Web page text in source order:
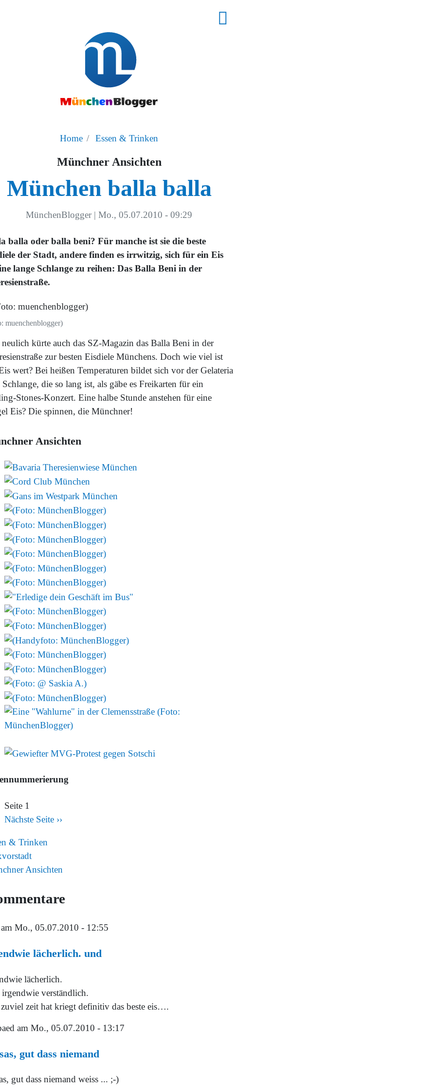
Home Essen & Trinken
Münchner Ansichten
München balla balla
MünchenBlogger | Mo., 05.07.2010 - 09:29
balla oder balla beni? Für manche ist sie die beste
der Stadt, andere finden es irrwitzig, sich für ein Eis
lange Schlange zu reihen: Das Balla Beni in der
muenchenblogger)
neulich kürte auch das SZ-Magazin das Balla Beni in der
zur besten Eisdiele Münchens. Doch wie viel ist
wert? Bei heißen Temperaturen bildet sich vor der Gelateria
Schlange, die so lang ist, als gäbe es Freikarten für ein
Stones-Konzert. Eine halbe Stunde anstehen für eine
Eis? Die spinnen, die Münchner!
Ansichten
Seite 1
Nächste Seite ››
& Trinken
Ansichten
Mo., 05.07.2010 - 12:55
lächerlich. und
lächerlich.
verständlich.
zeit hat kriegt definitiv das beste eis….
am Mo., 05.07.2010 - 13:17
gut dass niemand
gut dass niemand weiss ... ;-)